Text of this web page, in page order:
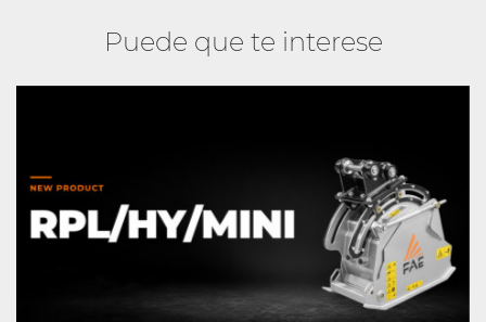
Puede que te interese